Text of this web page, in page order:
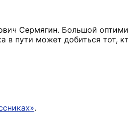
Сермягин. Большой
пути может добиться тот,
.